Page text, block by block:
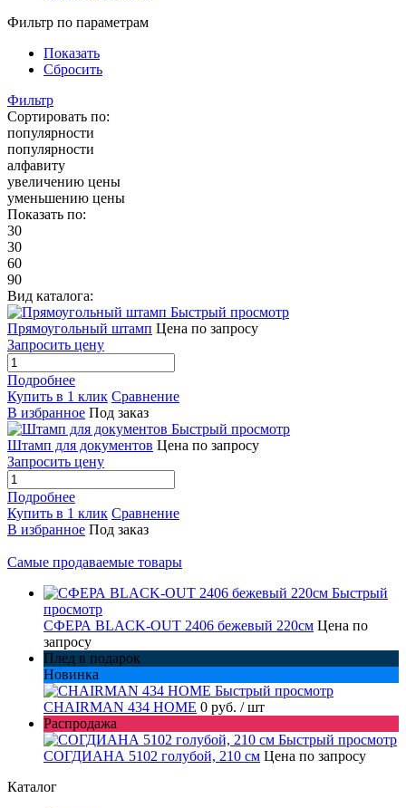
Фильтр по параметрам
Показать
Сбросить
Фильтр
Сортировать по:
популярности
популярности
алфавиту
увеличению цены
уменьшению цены
Показать по:
30
30
60
90
Вид каталога:
Быстрый просмотр
Прямоугольный штамп Цена по запросу
Запросить цену
Подробнее
Купить в 1 клик Сравнение
В избранное Под заказ
Быстрый просмотр
Штамп для документов Цена по запросу
Запросить цену
Подробнее
Купить в 1 клик Сравнение
В избранное Под заказ
Самые продаваемые товары
Быстрый
просмотр
СФЕРА BLACK-OUT 2406 бежевый 220см Цена по
запросу
Плед в подарок
Новинка
Быстрый просмотр
CHAIRMAN 434 HOME 0 руб. / шт
Распродажа
Быстрый просмотр
СОГДИАНА 5102 голубой, 210 см Цена по запросу
Каталог